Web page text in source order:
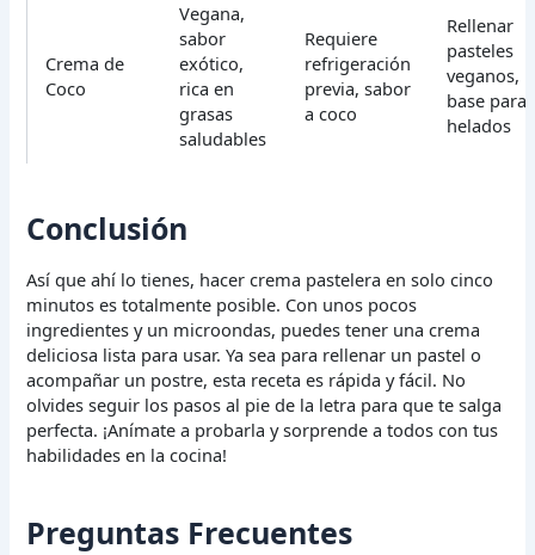
Crema de
Coco
Vegana,
sabor
exótico,
rica en
grasas
saludables
Requiere
refrigeración
previa, sabor
a coco
Rellenar
pasteles
veganos,
base para
helados
Conclusión
Así que ahí lo tienes, hacer crema pastelera en solo cinco
minutos es totalmente posible. Con unos pocos
ingredientes y un microondas, puedes tener una crema
deliciosa lista para usar. Ya sea para rellenar un pastel o
acompañar un postre, esta receta es rápida y fácil. No
olvides seguir los pasos al pie de la letra para que te salga
perfecta. ¡Anímate a probarla y sorprende a todos con tus
habilidades en la cocina!
Preguntas Frecuentes